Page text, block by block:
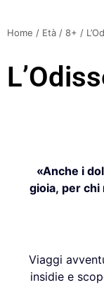
Home / Età / 8+ /
«Anche i
gioia, per chi
Viaggi
insidie e